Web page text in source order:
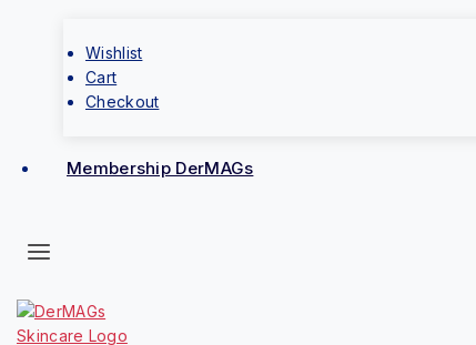
Wishlist
Cart
Checkout
Membership DerMAGs